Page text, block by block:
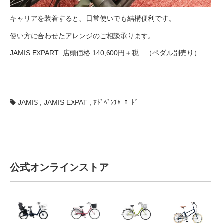
キャリアを装着すると、日常使いでも結構便利です。
使い方に合わせたアレンジのご相談承ります。
JAMIS EXPART 店頭価格 140,600円＋税 （ペダル別売り）
JAMIS JAMIS EXPAT ｱﾄﾞﾍﾞﾝﾁｬｰﾛｰﾄﾞ
公式オンラインストア